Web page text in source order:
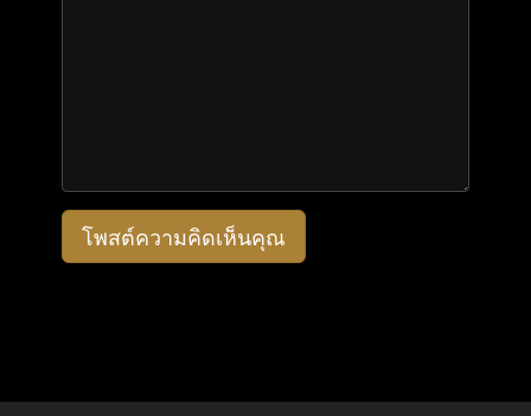
โพสต์ความคิดเห็นคุณ